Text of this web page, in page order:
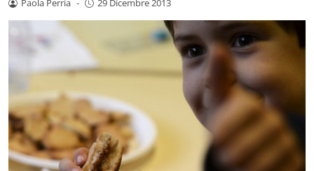
Paola Perria - 29 Dicembre 2013